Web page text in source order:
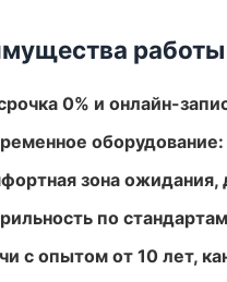
0% и онлайн-
зона ожидания,
по
с опытом от 10 лет,